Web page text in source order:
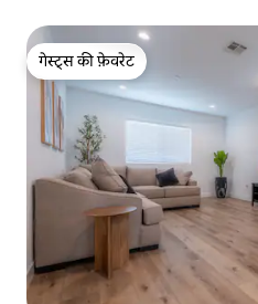
गेस्ट्स की फ़ेवरेट
गेस्ट्स की फ़ेवरेट